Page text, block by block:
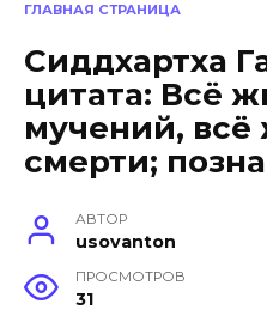
ГЛАВНАЯ СТРАНИЦА
Сиддхартха
цитата: Всё
мучений, всё
смерти;
АВТОР
usovanton
ПРОСМОТРОВ
31